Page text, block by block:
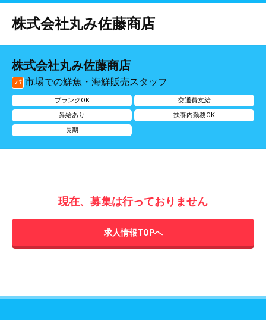
株式会社丸み佐藤商店
株式会社丸み佐藤商店
パ 市場での鮮魚・海鮮販売スタッフ
ブランクOK
交通費支給
昇給あり
扶養内勤務OK
長期
現在、募集は行っておりません
求人情報TOPへ